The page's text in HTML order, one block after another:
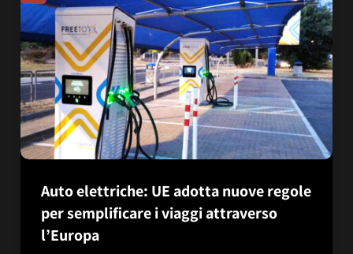
Auto elettriche: UE adotta nuove regole
per semplificare i viaggi attraverso
l’Europa